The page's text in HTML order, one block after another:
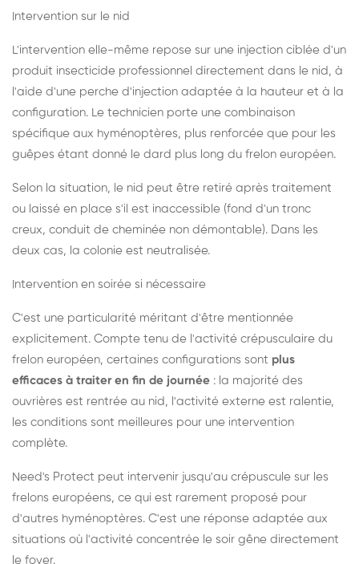
Intervention sur le nid
L'intervention elle-même repose sur une injection ciblée d'un
produit insecticide professionnel directement dans le nid, à
l'aide d'une perche d'injection adaptée à la hauteur et à la
configuration. Le technicien porte une combinaison
spécifique aux hyménoptères, plus renforcée que pour les
guêpes étant donné le dard plus long du frelon européen.
Selon la situation, le nid peut être retiré après traitement
ou laissé en place s'il est inaccessible (fond d'un tronc
creux, conduit de cheminée non démontable). Dans les
deux cas, la colonie est neutralisée.
Intervention en soirée si nécessaire
C'est une particularité méritant d'être mentionnée
explicitement. Compte tenu de l'activité crépusculaire du
frelon européen, certaines configurations sont plus
efficaces à traiter en fin de journée : la majorité des
ouvrières est rentrée au nid, l'activité externe est ralentie,
les conditions sont meilleures pour une intervention
complète.
Need's Protect peut intervenir jusqu'au crépuscule sur les
frelons européens, ce qui est rarement proposé pour
d'autres hyménoptères. C'est une réponse adaptée aux
situations où l'activité concentrée le soir gêne directement
le foyer.